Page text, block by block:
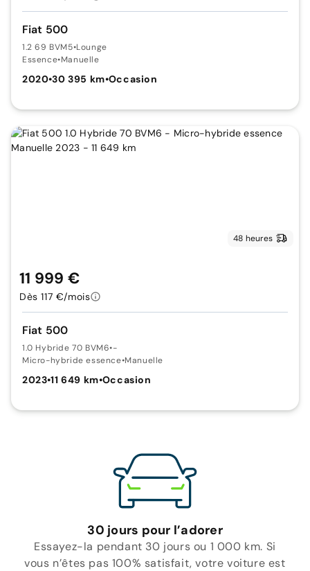
Fiat 500
1.2 69 BVM5•Lounge
Essence•Manuelle
2020•30 395 km•Occasion
48 heures
Fiat 500
1.0 Hybride 70 BVM6•-
Micro-hybride essence•Manuelle
2023•11 649 km•Occasion
11 999 €
Dès 117 €/mois
30 jours pour l’adorer
Essayez-la pendant 30 jours ou 1 000 km. Si
vous n’êtes pas 100% satisfait, votre voiture est